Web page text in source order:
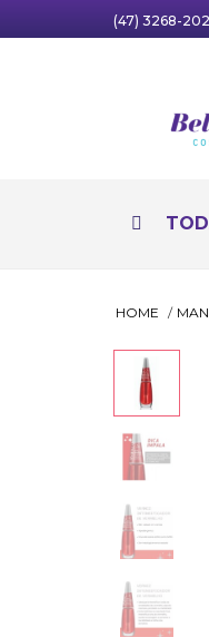
(47) 3268-
HOME